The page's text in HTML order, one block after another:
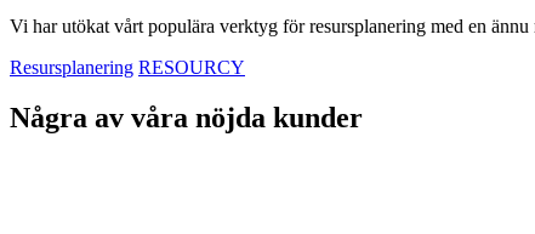
Vi har utökat vårt populära verktyg för resursplanering med en
Resursplanering RESOURCY
Några av våra nöjda kunder